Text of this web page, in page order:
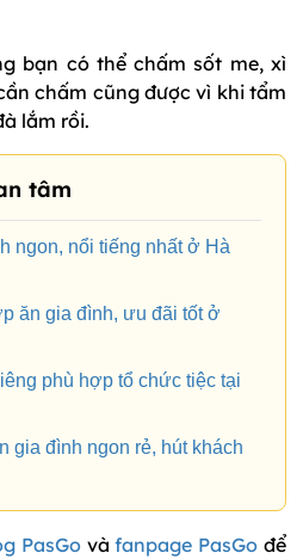
bạn có thể chấm sốt me, xì
chấm cũng được vì khi tẩm
lắm rồi.
tâm
ngon, nổi tiếng nhất ở Hà
ăn gia đình, ưu đãi tốt ở
phù hợp tổ chức tiệc tại
gia đình ngon rẻ, hút khách
PasGovàfanpage PasGo để